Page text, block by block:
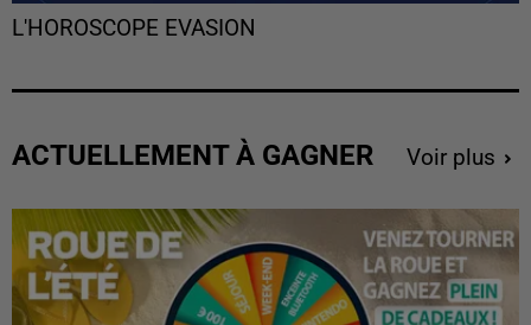
L'HOROSCOPE EVASION
ACTUELLEMENT À GAGNER Voir plus